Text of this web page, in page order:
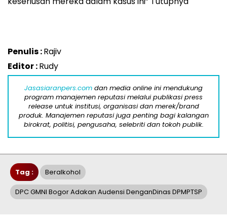
Penulis :Rajiv
Editor :Rudy
Jasasiaranpers.com dan media online ini mendukung
program manajemen reputasi melalui publikasi press
release untuk institusi, organisasi dan merek/brand
produk. Manajemen reputasi juga penting bagi kalangan
birokrat, politisi, pengusaha, selebriti dan tokoh publik.
Tag : Beralkohol
DPC GMNI Bogor Adakan Audensi DenganDinas DPMPTSP